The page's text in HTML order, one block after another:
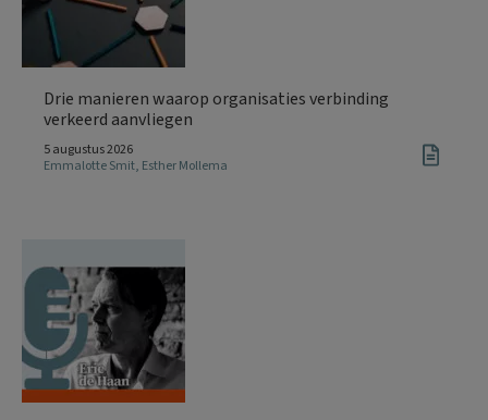
Drie manieren waarop organisaties verbinding
verkeerd aanvliegen
5 augustus 2026
Emmalotte Smit, Esther Mollema